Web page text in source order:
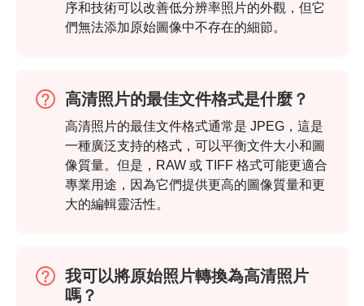
序和技術可以改善低分辨率照片的外觀，但它
們無法添加原始圖像中不存在的細節。
高清照片的最佳文件格式是什麼？
高清照片的最佳文件格式通常是 JPEG，這是
一種廣泛支持的格式，可以平衡文件大小和圖
像質量。但是，RAW 或 TIFF 格式可能更適合
專業用途，因為它們提供更高的圖像質量和更
大的編輯靈活性。
我可以將原始照片轉換為高清照片
嗎？